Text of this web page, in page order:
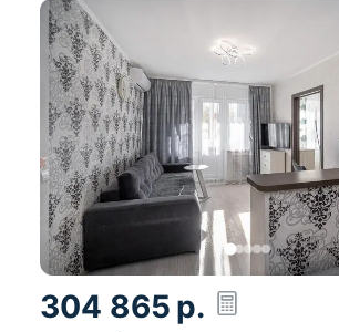
304 865 р.